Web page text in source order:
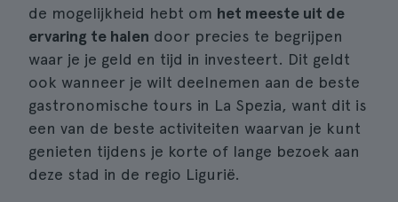
de mogelijkheid hebt om het meeste uit de
ervaring te halen door precies te begrijpen
waar je je geld en tijd in investeert. Dit geldt
ook wanneer je wilt deelnemen aan de beste
gastronomische tours in La Spezia, want dit is
een van de beste activiteiten waarvan je kunt
genieten tijdens je korte of lange bezoek aan
deze stad in de regio Ligurië.